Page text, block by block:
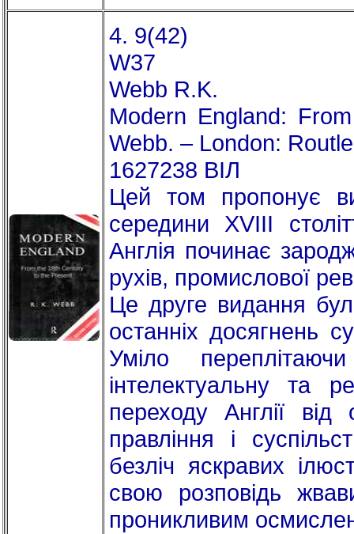
4. 9(42)
W37
Webb R.K.
Modern England:
Webb. – London:
1627238 ВІЛ
Цей том пропонує
середини XVIII
Англія починає
рухів, промислової
Це друге видання
останніх досягнень
Уміло
інтелектуальну та
переходу Англії від
правління і
безліч яскравих
свою розповідь
проникливим